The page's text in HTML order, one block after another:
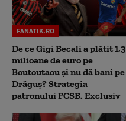
FANATIK.RO
De ce Gigi Becali a plătit 1,3
milioane de euro pe
Boutoutaou și nu dă bani pe
Drăguș? Strategia
patronului FCSB. Exclusiv